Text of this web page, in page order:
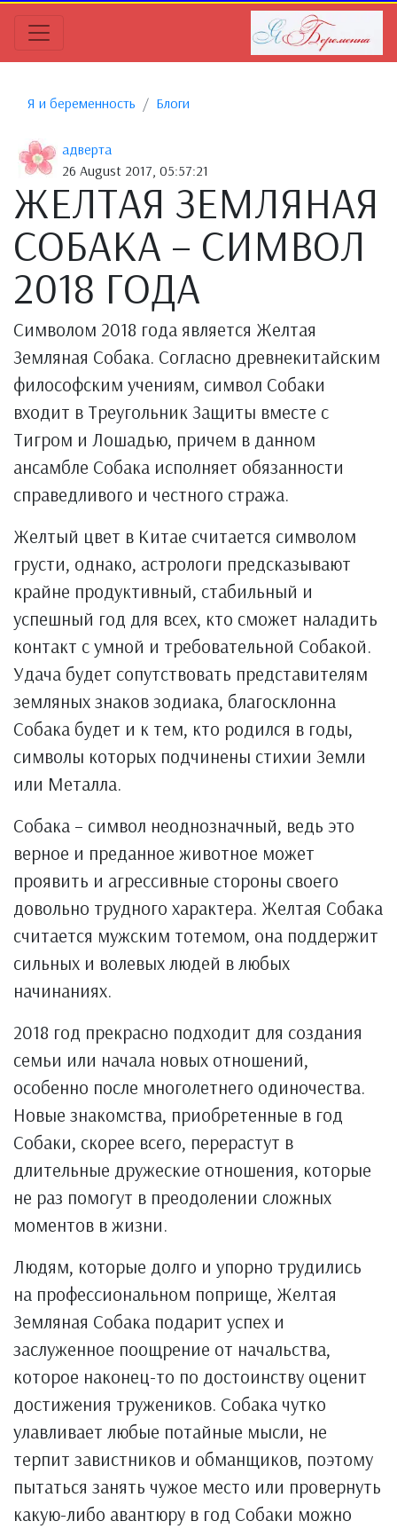
Я и беременность Блоги
адверта
26 August 2017, 05:57:21
ЖЕЛТАЯ ЗЕМЛЯНАЯ
СОБАКА – СИМВОЛ
2018 ГОДА
Символом 2018 года является Желтая
Земляная Собака. Согласно древнекитайским
философским учениям, символ Собаки
входит в Треугольник Защиты вместе с
Тигром и Лошадью, причем в данном
ансамбле Собака исполняет обязанности
справедливого и честного стража.
Желтый цвет в Китае считается символом
грусти, однако, астрологи предсказывают
крайне продуктивный, стабильный и
успешный год для всех, кто сможет наладить
контакт с умной и требовательной Собакой.
Удача будет сопутствовать представителям
земляных знаков зодиака, благосклонна
Собака будет и к тем, кто родился в годы,
символы которых подчинены стихии Земли
или Металла.
Собака – символ неоднозначный, ведь это
верное и преданное животное может
проявить и агрессивные стороны своего
довольно трудного характера. Желтая Собака
считается мужским тотемом, она поддержит
сильных и волевых людей в любых
начинаниях.
2018 год прекрасно подходит для создания
семьи или начала новых отношений,
особенно после многолетнего одиночества.
Новые знакомства, приобретенные в год
Собаки, скорее всего, перерастут в
длительные дружеские отношения, которые
не раз помогут в преодолении сложных
моментов в жизни.
Людям, которые долго и упорно трудились
на профессиональном поприще, Желтая
Земляная Собака подарит успех и
заслуженное поощрение от начальства,
которое наконец-то по достоинству оценит
достижения тружеников. Собака чутко
улавливает любые потайные мысли, не
терпит завистников и обманщиков, поэтому
пытаться занять чужое место или провернуть
какую-либо авантюру в год Собаки можно